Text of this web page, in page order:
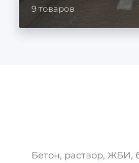
9 товаров
Бетон, раствор, ЖБИ,